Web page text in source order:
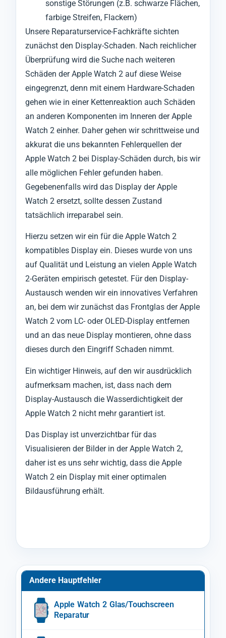
sonstige Störungen (z.B. schwarze Flächen,
farbige Streifen, Flackern)
Unsere Reparaturservice-Fachkräfte sichten
zunächst den Display-Schaden. Nach reichlicher
Überprüfung wird die Suche nach weiteren
Schäden der Apple Watch 2 auf diese Weise
eingegrenzt, denn mit einem Hardware-Schaden
gehen wie in einer Kettenreaktion auch Schäden
an anderen Komponenten im Inneren der Apple
Watch 2 einher. Daher gehen wir schrittweise und
akkurat die uns bekannten Fehlerquellen der
Apple Watch 2 bei Display-Schäden durch, bis wir
alle möglichen Fehler gefunden haben.
Gegebenenfalls wird das Display der Apple
Watch 2 ersetzt, sollte dessen Zustand
tatsächlich irreparabel sein.
Hierzu setzen wir ein für die Apple Watch 2
kompatibles Display ein. Dieses wurde von uns
auf Qualität und Leistung an vielen Apple Watch
2-Geräten empirisch getestet. Für den Display-
Austausch wenden wir ein innovatives Verfahren
an, bei dem wir zunächst das Frontglas der Apple
Watch 2 vom LC- oder OLED-Display entfernen
und an das neue Display montieren, ohne dass
dieses durch den Eingriff Schaden nimmt.
Ein wichtiger Hinweis, auf den wir ausdrücklich
aufmerksam machen, ist, dass nach dem
Display-Austausch die Wasserdichtigkeit der
Apple Watch 2 nicht mehr garantiert ist.
Das Display ist unverzichtbar für das
Visualisieren der Bilder in der Apple Watch 2,
daher ist es uns sehr wichtig, dass die Apple
Watch 2 ein Display mit einer optimalen
Bildausführung erhält.
Andere Hauptfehler
Apple Watch 2 Glas/Touchscreen
Reparatur